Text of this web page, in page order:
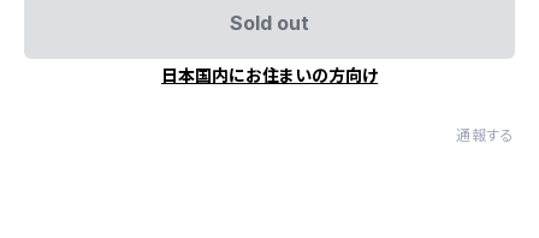
Sold out
日本国内にお住まいの方向け
通報する